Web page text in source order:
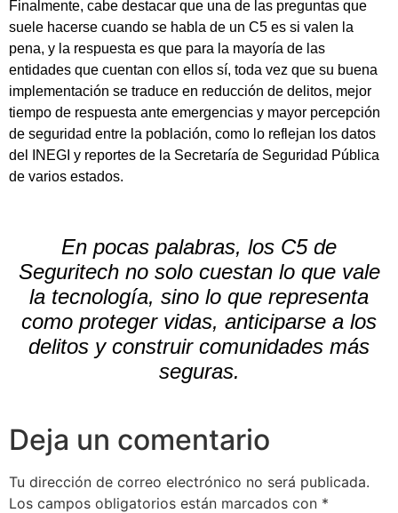
Finalmente, cabe destacar que una de las preguntas que
suele hacerse cuando se habla de un C5 es si valen la
pena, y la respuesta es que para la mayoría de las
entidades que cuentan con ellos sí, toda vez que su buena
implementación se traduce en reducción de delitos, mejor
tiempo de respuesta ante emergencias y mayor percepción
de seguridad entre la población, como lo reflejan los datos
del INEGI y reportes de la Secretaría de Seguridad Pública
de varios estados.
En pocas palabras, los C5 de
Seguritech no solo cuestan lo que vale
la tecnología, sino lo que representa
como proteger vidas, anticiparse a los
delitos y construir comunidades más
seguras.
Deja un comentario
Tu dirección de correo electrónico no será publicada.
Los campos obligatorios están marcados con *